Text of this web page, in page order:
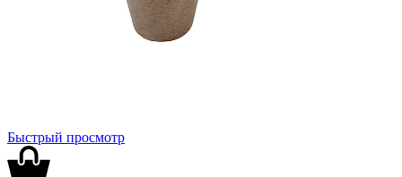
Быстрый просмотр